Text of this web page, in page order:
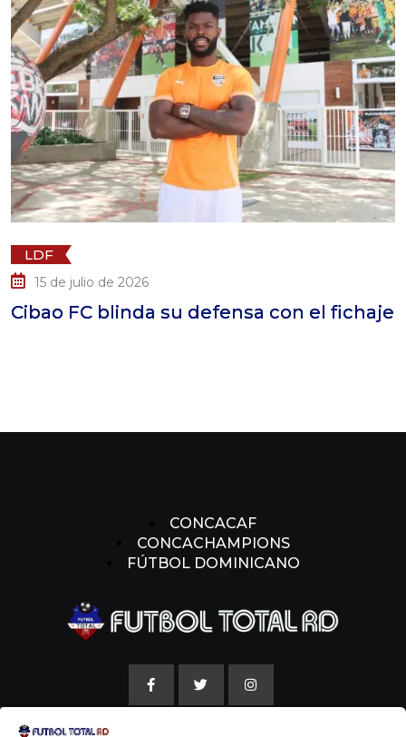
LDF
15 de julio de 2026
FC blinda su defensa con el fichaje
CONCACAF
CONCACHAMPIONS
FÚTBOL DOMINICANO